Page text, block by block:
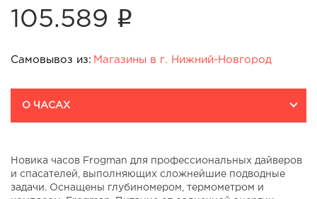
105.589 i
Самовывоз из: Магазины в г. Нижний-Новгород
д.10
На карте
О ЧАСАХ
Новика часов Frogman для профессиональных дайверов
и спасателей, выполняющих сложнейшие подводные
задачи. Оснащены глубиномером, термометром и